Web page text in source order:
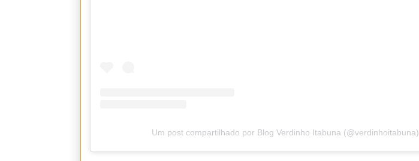
Um post compartilhado por Blog Verdinho Itabuna (@verdinhoitabuna)